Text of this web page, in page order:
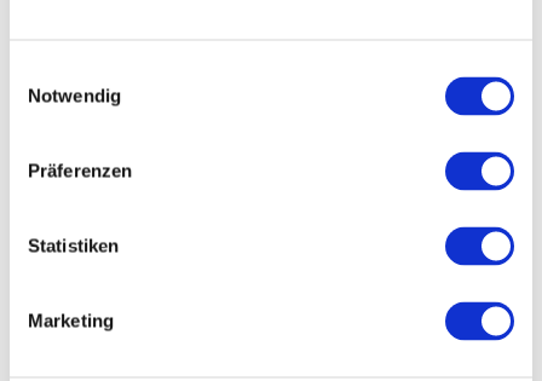
Notwendig
Präferenzen
Statistiken
Marketing
zoutjeslchen
- Alle niveaus welkom – of aanfä
nger of gevorderde
vervanglocatie, wijnproeverij in de kelder van het